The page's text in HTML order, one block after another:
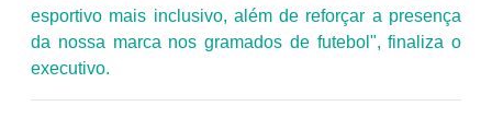
esportivo mais inclusivo, além de reforçar a presença
da nossa marca nos gramados de futebol", finaliza o
executivo.